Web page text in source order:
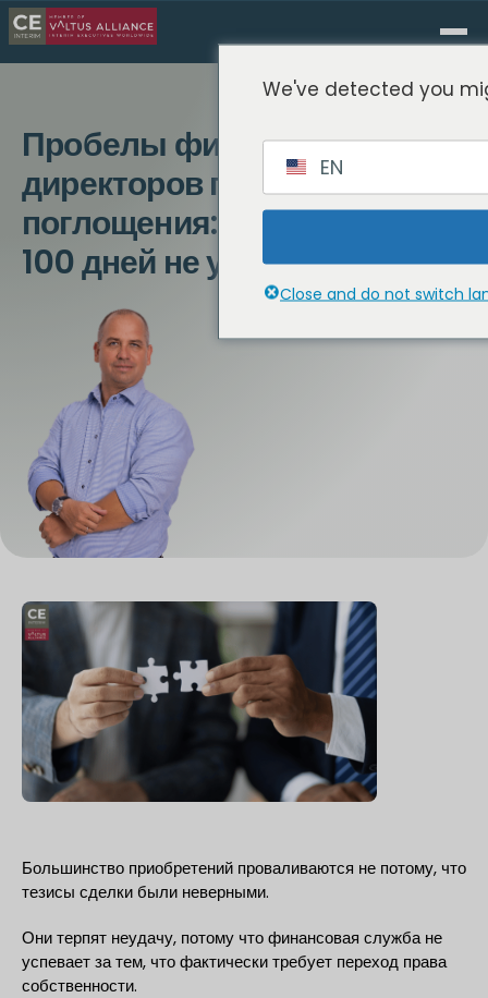
Пробелы финансовых
директоров после
поглощения: Почему первые
100 дней не удаются
Большинство приобретений проваливаются не потому, что
тезисы сделки были неверными.
Они терпят неудачу, потому что финансовая служба не
успевает за тем, что фактически требует переход права
собственности.
We've detected you
EN
Close and do not switch